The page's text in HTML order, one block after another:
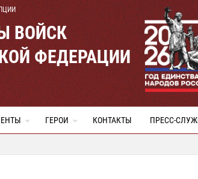
ВОЙСК
ФЕДЕРАЦИИ
ГЕРОИ КОНТАКТЫ ПРЕСС-